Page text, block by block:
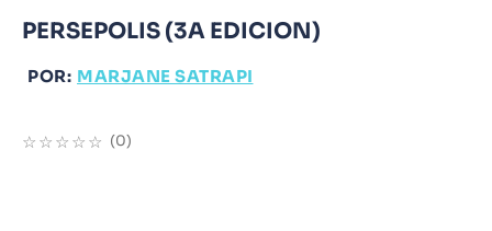
PERSEPOLIS (3A EDICION)
POR: MARJANE SATRAPI
☆☆☆☆☆ (0)
9. Warhammer
10. Infantil